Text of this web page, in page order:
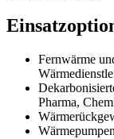
Fernwärme
Pharma,